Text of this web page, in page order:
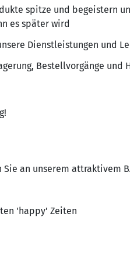
spitze und begeistern
es später wird
Dienstleistungen und
Bestellvorgänge und
an unserem attraktivem
'happy' Zeiten